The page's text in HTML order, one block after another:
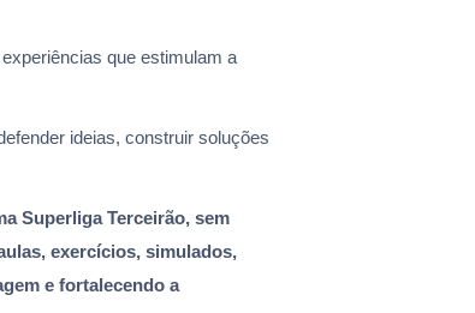
que estimulam a
ideias, construir soluções
Superliga Terceirão, sem
exercícios, simulados,
e fortalecendo a